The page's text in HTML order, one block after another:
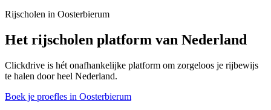
Rijscholen in Oosterbierum
Het rijscholen platform van Nederland
Clickdrive is hét onafhankelijke platform om zorgeloos je rijbewijs
te halen door heel Nederland.
Boek je proefles in Oosterbierum